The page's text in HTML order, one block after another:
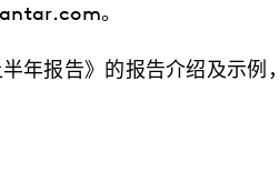
。
年报告》的报告介绍及示例